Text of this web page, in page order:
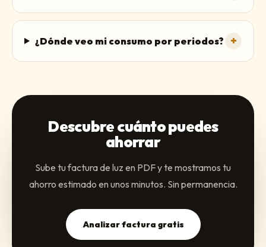
¿Dónde veo mi consumo por periodos? +
Descubre cuánto puedes
ahorrar
Sube tu factura de luz en PDF y te mostramos tu
ahorro estimado en unos minutos. Sin permanencia.
Analizar factura gratis